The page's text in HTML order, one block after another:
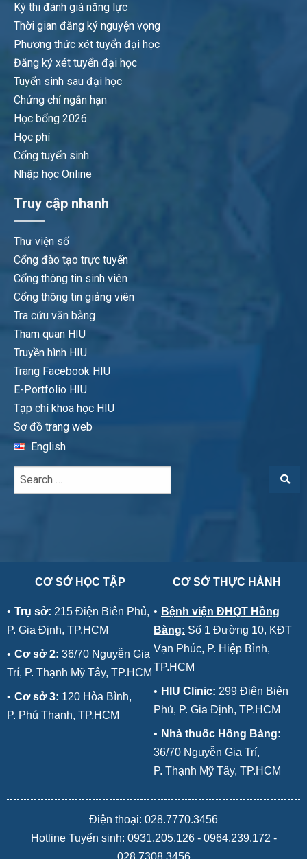
Kỳ thi đánh giá năng lực
Thời gian đăng ký nguyện vọng
Phương thức xét tuyển đại học
Đăng ký xét tuyển đại học
Tuyển sinh sau đại học
Chứng chỉ ngắn hạn
Học bổng 2026
Học phí
Cổng tuyển sinh
Nhập học Online
Truy cập nhanh
Thư viện số
Cổng đào tạo trực tuyến
Cổng thông tin sinh viên
Cổng thông tin giảng viên
Tra cứu văn bằng
Tham quan HIU
Truyền hình HIU
Trang Facebook HIU
E-Portfolio HIU
Tạp chí khoa học HIU
Sơ đồ trang web
English
CƠ SỞ HỌC TẬP
• Trụ sở: 215 Điện Biên Phủ,
P. Gia Định, TP.HCM
• Cơ sở 2: 36/70 Nguyễn Gia
Trí, P. Thạnh Mỹ Tây, TP.HCM
• Cơ sở 3: 120 Hòa Bình,
P. Phú Thạnh, TP.HCM
CƠ SỞ THỰC HÀNH
• Bệnh viện ĐHQT Hồng
Bàng: Số 1 Đường 10, KĐT
Vạn Phúc, P. Hiệp Bình,
TP.HCM
• HIU Clinic: 299 Điện Biên
Phủ, P. Gia Định, TP.HCM
• Nhà thuốc Hồng Bàng:
36/70 Nguyễn Gia Trí,
P. Thạnh Mỹ Tây, TP.HCM
Điện thoại: 028.7770.3456
Hotline Tuyển sinh: 0931.205.126- 0964.239.172 -
028.7308.3456